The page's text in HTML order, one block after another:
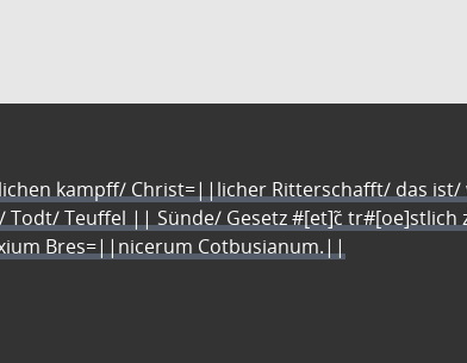
kampff/ Christ=||licher Ritterschafft/ das
Teuffel || Sünde/ Gesetz #[et]c̃
Bres=||nicerum Cotbusianum.||